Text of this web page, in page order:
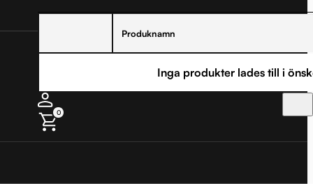
Produknamn
Inga produkter lades till i
0